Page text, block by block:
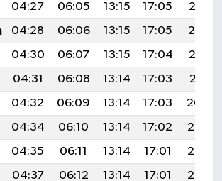
04:27 06:05 13:15 17:05
20:15
04:28 06:06 13:15 17:05
20:14
04:30 06:07 13:15 17:04
20:12
04:31 06:08 13:14 17:03
20:11
04:32 06:09 13:14 17:03
20:09
04:34 06:10 13:14 17:02
20:08
04:35 06:11 13:14 17:01
20:06
04:37 06:12 13:14 17:01
20:05